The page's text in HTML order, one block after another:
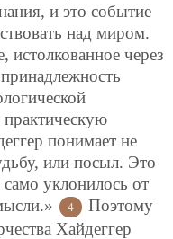
и это событие
над миром.
истолкованное через
практическую
понимает не
или посыл. Это
уклонилось от
4
Поэтому
Хайдеггер